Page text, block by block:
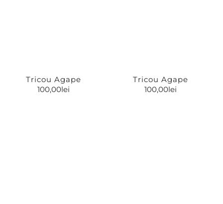
Tricou Agape
100,00lei
Tricou Agape
100,00lei